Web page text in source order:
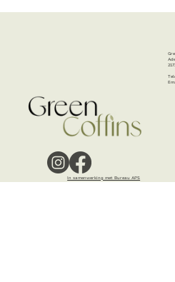
Een vertrouwde vorm
karakter
In samenwerking met Bureau APS